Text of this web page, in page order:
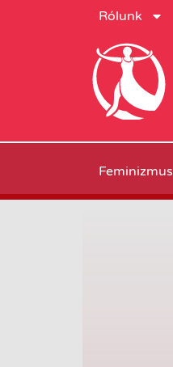
Rólunk
Feminizmus